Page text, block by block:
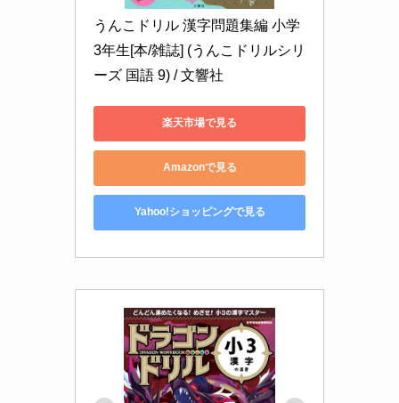
うんこドリル 漢字問題集編 小学
3年生[本/雑誌] (うんこドリルシリ
ーズ 国語 9) / 文響社
楽天市場で見る
Amazonで見る
Yahoo!ショッピングで見る